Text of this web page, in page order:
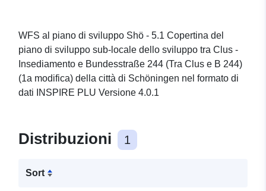
Clus e B 244) (1a modifica)
della città di Schöningen
WFS al piano di sviluppo Shö - 5.1 Copertina del
piano di sviluppo sub-locale dello sviluppo tra Clus -
Insediamento e Bundesstraße 244 (Tra Clus e B 244)
(1a modifica) della città di Schöningen nel formato di
dati INSPIRE PLU Versione 4.0.1
Distribuzioni 1
Sort